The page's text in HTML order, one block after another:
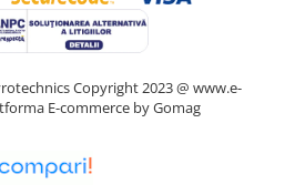
Copyright 2023 @ www.e-
E-commerce by Gomag